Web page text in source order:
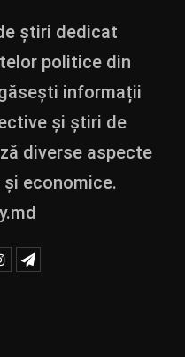
știri dedicat
politice din
informații
și știri de
diverse aspecte
economice.